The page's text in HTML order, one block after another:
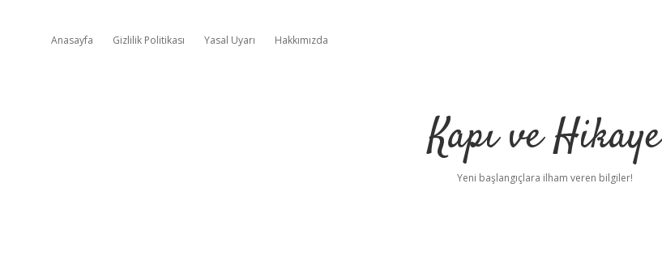
Anasayfa Gizlilik Politikası Yasal Uyarı Hakkımızda
Kapı ve Hikaye
Yeni başlangıçlara ilham veren bilgiler!